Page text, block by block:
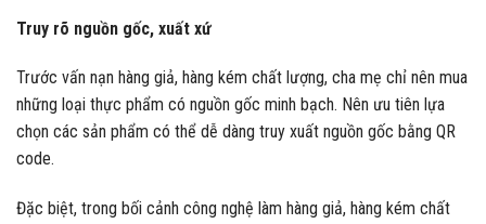
Truy rõ nguồn gốc, xuất xứ
Trước vấn nạn hàng giả, hàng kém chất lượng, cha mẹ chỉ nên mua
những loại thực phẩm có nguồn gốc minh bạch. Nên ưu tiên lựa
chọn các sản phẩm có thể dễ dàng truy xuất nguồn gốc bằng QR
code.
Đặc biệt, trong bối cảnh công nghệ làm hàng giả, hàng kém chất